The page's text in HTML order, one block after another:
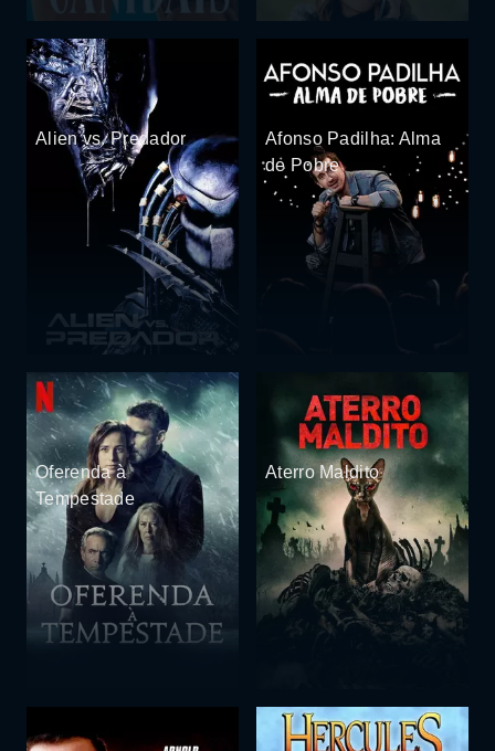
Alien vs. Predador
Afonso Padilha: Alma
de Pobre
Oferenda à
Tempestade
Aterro Maldito